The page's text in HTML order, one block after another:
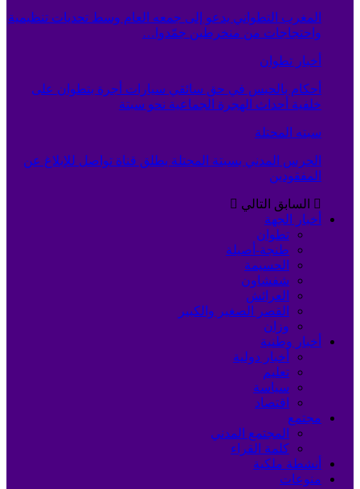
المغرب التطواني يدعو إلى جمعه العام وسط تحديات تنظيمية
واحتجاجات من منخرطين جمّدوا…
أخبار تطوان
أحكام بالحبس في حق سائقي سيارات أجرة بتطوان على
خلفية أحداث الهجرة الجماعية نحو سبتة
سبته المحتلة
الحرس المدني بسبتة المحتلة يطلق قناة تواصل للإبلاغ عن
المفقودين
السابق التالي
أخبار الجهة
تطوان
طنجة-أصيلة
الحسيمة
شفشاون
العرائش
القصر الصغير والكبير
وزان
أخبار وطنية
أخبار دولية
تعليم
سياسة
اقتصاد
مجتمع
المجتمع المدني
كلمة القراء
أنشطة ملكية
منوعات